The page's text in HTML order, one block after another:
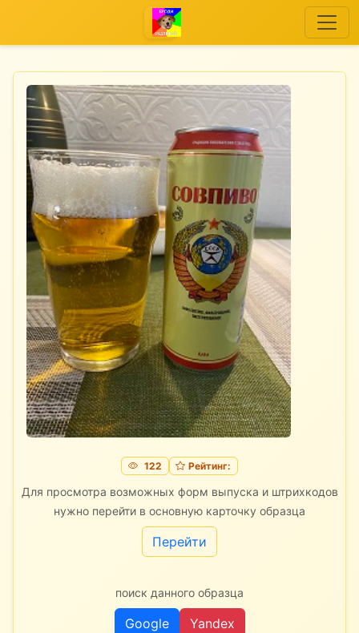
122 Рейтинг:
Для просмотра возможных форм выпуска и штрихкодов
нужно перейти в основную карточку образца
Перейти
поиск данного образца
Google Yandex